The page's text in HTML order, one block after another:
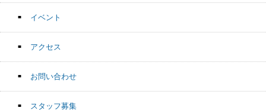
イベント
アクセス
お問い合わせ
スタッフ募集